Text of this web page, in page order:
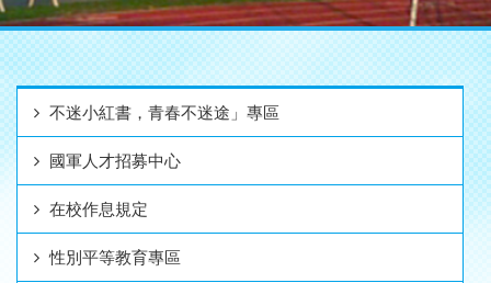
不迷小紅書，青春不迷途」專區
國軍人才招募中心
在校作息規定
性別平等教育專區